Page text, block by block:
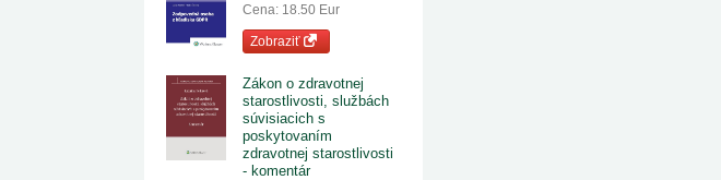
Cena: 18.50 Eur
Zobraziť
Zákon o zdravotnej
starostlivosti, službách
súvisiacich s
poskytovaním
zdravotnej starostlivosti
- komentár